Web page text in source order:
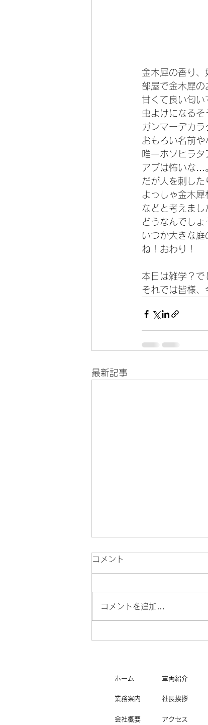
金木犀の香り、
部屋で金木犀
甘くて良い匂
虫よけになるそ
ガンマーデカラ
おもろい名前や
唯一ホソヒラタ
アブは怖いな…
だが人を刺した
よっしゃ金木犀
などと考えま
どうなんでしょ
いつか大きな
ね！おわり！
本日は雑学？で
それでは皆様、
最新記事
コメント
コメントを追加…
ホーム 車両紹介
業務案内 社長挨拶
会社概要 アクセス